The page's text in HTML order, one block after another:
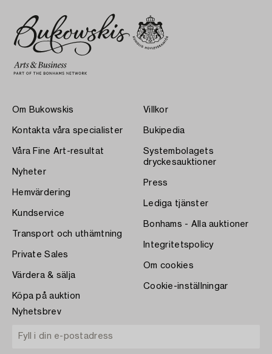
Om Bukowskis
Kontakta våra specialister
Våra Fine Art-resultat
Nyheter
Hemvärdering
Kundservice
Transport och uthämtning
Private Sales
Värdera & sälja
Köpa på auktion
Villkor
Bukipedia
Systembolagets
dryckesauktioner
Press
Lediga tjänster
Bonhams - Alla auktioner
Integritetspolicy
Om cookies
Cookie-inställningar
Nyhetsbrev